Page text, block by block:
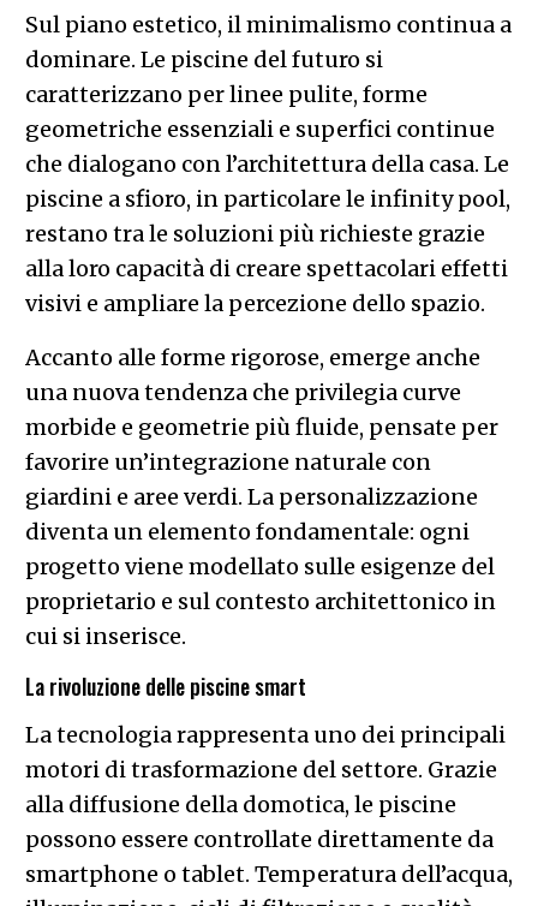
Sul piano estetico, il minimalismo continua a
dominare. Le piscine del futuro si
caratterizzano per linee pulite, forme
geometriche essenziali e superfici continue
che dialogano con l’architettura della casa. Le
piscine a sfioro, in particolare le infinity pool,
restano tra le soluzioni più richieste grazie
alla loro capacità di creare spettacolari effetti
visivi e ampliare la percezione dello spazio.
Accanto alle forme rigorose, emerge anche
una nuova tendenza che privilegia curve
morbide e geometrie più fluide, pensate per
favorire un’integrazione naturale con
giardini e aree verdi. La personalizzazione
diventa un elemento fondamentale: ogni
progetto viene modellato sulle esigenze del
proprietario e sul contesto architettonico in
cui si inserisce.
La rivoluzione delle piscine smart
La tecnologia rappresenta uno dei principali
motori di trasformazione del settore. Grazie
alla diffusione della domotica, le piscine
possono essere controllate direttamente da
smartphone o tablet. Temperatura dell’acqua,